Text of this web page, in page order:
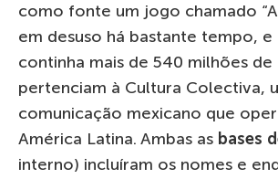
como fonte um jogo chamado
em desuso há bastante tempo,
continha mais de 540 milhões
pertenciam à Cultura Colectiva,
comunicação mexicano que
América Latina. Ambas as bases
interno) incluíram os nomes e